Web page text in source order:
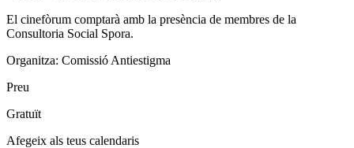
El cinefòrum comptarà amb la presència de membres de la
Consultoria Social Spora.
Organitza: Comissió Antiestigma
Preu
Gratuït
Afegeix als teus calendaris